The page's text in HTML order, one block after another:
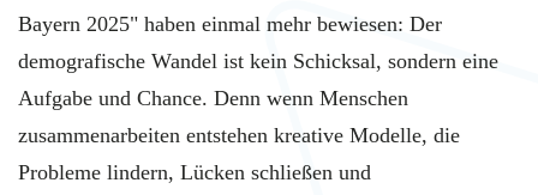
Bayern 2025" haben einmal mehr bewiesen: Der
demografische Wandel ist kein Schicksal, sondern eine
Aufgabe und Chance. Denn wenn Menschen
zusammenarbeiten entstehen kreative Modelle, die
Probleme lindern, Lücken schließen und